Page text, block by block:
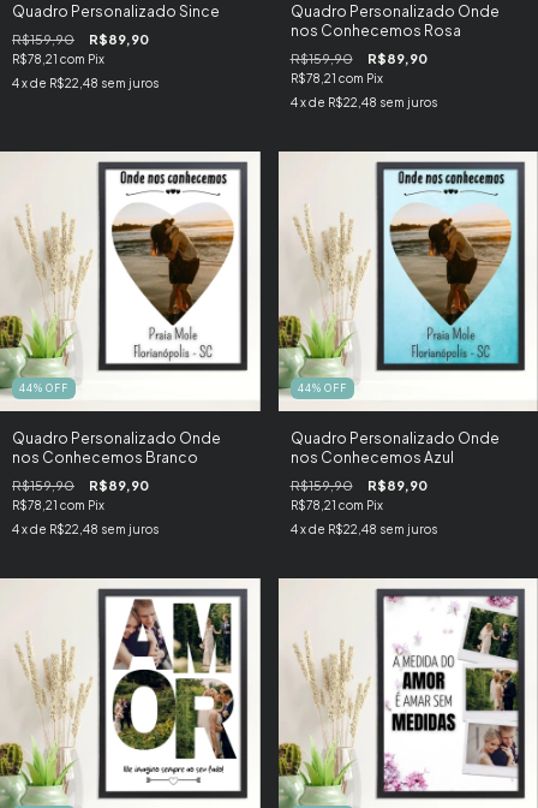
Quadro Personalizado Since
R$159,90 R$89,90
R$78,21 com Pix
4x de R$22,48 sem juros
Quadro Personalizado Onde
nos Conhecemos Rosa
R$159,90 R$89,90
R$78,21 com Pix
4 x de R$22,48 sem juros
44% OFF
Quadro Personalizado Onde
nos Conhecemos Branco
R$159,90 R$89,90
R$78,21 com Pix
4x de R$22,48 sem juros
44% OFF
Quadro Personalizado Onde
nos Conhecemos Azul
R$159,90 R$89,90
R$78,21 com Pix
4 x de R$22,48 sem juros